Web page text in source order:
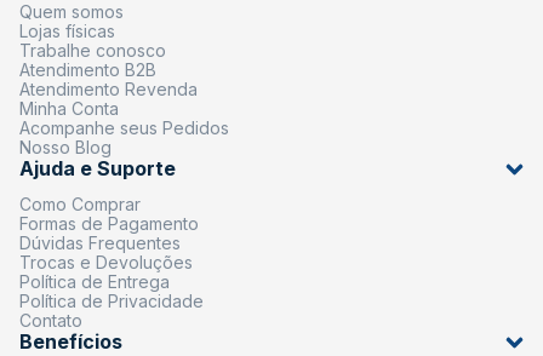
Quem somos
Lojas físicas
Trabalhe conosco
Atendimento B2B
Atendimento Revenda
Minha Conta
Acompanhe seus Pedidos
Nosso Blog
Ajuda e Suporte
Como Comprar
Formas de Pagamento
Dúvidas Frequentes
Trocas e Devoluções
Política de Entrega
Política de Privacidade
Contato
Benefícios